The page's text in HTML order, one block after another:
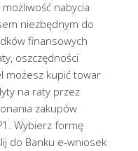
nabycia
niezbędnym do
finansowych
oszczędności
możesz kupić towar
na raty przez
zakupów
Wybierz formę
do Banku e-wniosek